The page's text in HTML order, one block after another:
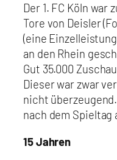
Der 1. FC Köln war
Tore von Deisler
(eine
an den Rhein
Gut 35.000
Dieser war zwar
nicht
nach dem Spieltag
15 Jahren